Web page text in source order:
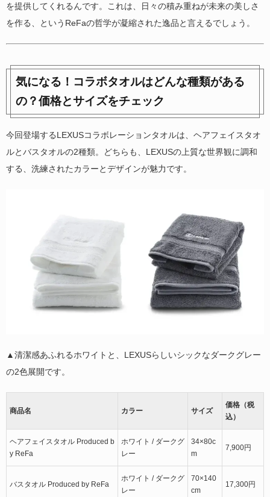
を提供してくれるんです。これは、日々の積み重ねが未来の美しさ
を作る、というReFaの哲学が凝縮された逸品と言えるでしょう。
気になる！コラボタオルはどんな種類がある
の？価格とサイズをチェック
今回登場するLEXUSコラボレーションタオルは、ヘアフェイスタオ
ルとバスタオルの2種類。どちらも、LEXUSの上質な世界観に調和
する、洗練されたカラーとデザインが魅力です。
▲清潔感あふれるホワイトと、LEXUSらしいシックなダークグレー
の2色展開です。
商品名 カラー サイズ
価格（税
込）
ヘアフェイスタオル Produced b
y ReFa
ホワイト / ダークグ
レー
34×80c
m
7,900円
バスタオル Produced by ReFa
ホワイト / ダークグ
レー
70×140
cm
17,300円